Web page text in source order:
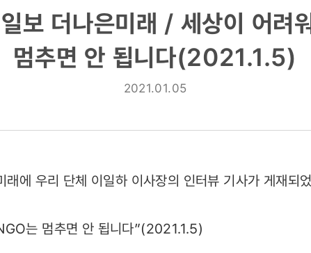
보 더나은미래 / 세상이 어려
멈추면 안 됩니다(2021.1.5)
2021.01.05
에 우리 단체 이일하 이사장의 인터뷰 기사가 게재되
는 멈추면 안 됩니다”(2021.1.5)